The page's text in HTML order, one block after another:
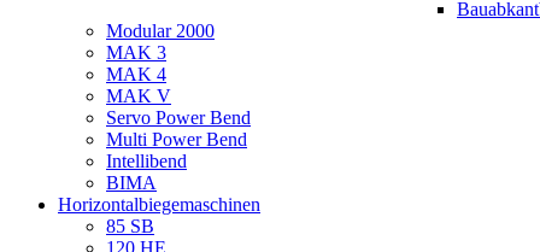
Modular 2000
MAK 3
MAK 4
MAK V
Servo Power Bend
Multi Power Bend
Intellibend
BIMA
Horizontalbiegemaschinen
85 SB
120 HE